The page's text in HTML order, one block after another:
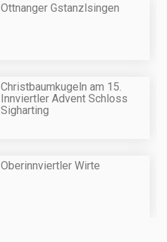
Ottnanger Gstanzlsingen
Christbaumkugeln am 15.
Innviertler Advent Schloss
Sigharting
Oberinnviertler Wirte